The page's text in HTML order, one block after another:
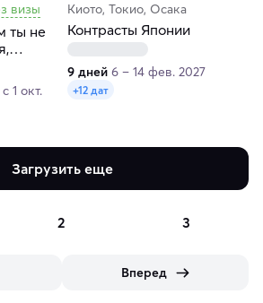
визы
ты не
и
1 окт.
Киото, Токио, Осака
Контрасты Японии
9 дней 6 – 14 фев. 2027
+12 дат
Загрузить еще
2 3
Вперед